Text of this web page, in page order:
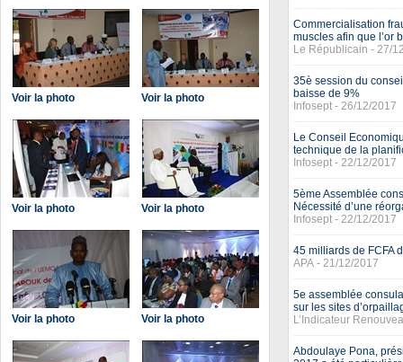
Voir la photo Voir la photo
Voir la photo Voir la photo
Voir la photo Voir la photo
Commercialisation
muscles afin que l’or
Le Républicain - 27/
35è session du
baisse de 9%
Infosept - 26/12/2017
Le Conseil
technique de la
Infosept - 22/12/2017
5ème Assemblée
Nécessité d’une
Infosept - 22/12/2017
45 milliards de FCFA
APA - 21/12/2017
5e assemblée
sur les sites
L’Indicateur
Abdoulaye Pona,